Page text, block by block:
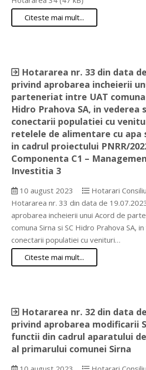
Citeste mai mult...
Hotararea nr. 33 din data de
privind aprobarea incheierii
parteneriat intre UAT comuna
Hidro Prahova SA, in vederea
conectarii populatiei cu
retelele de alimentare cu apa
in cadrul proiectului PNRR/
Componenta C1 –
Investitia 3
10 august 2023
Hotarari
Hotararea nr. 33 din data de
aprobarea incheierii unui Acord de
comuna Sirna si SC Hidro Prahova SA,
conectarii populatiei cu venituri…
Citeste mai mult...
Hotararea nr. 32 din data de
privind aprobarea modificarii
functii din cadrul aparatului
al primarului comunei Sirna